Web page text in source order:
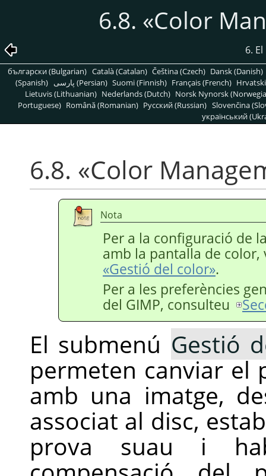
6.8. «Color
6.
български (Bulgarian) Català (Catalan) Čeština (Czech) Dansk (Danish)
(Spanish)
پارسی (Persian) Suomi (Finnish) Français (French)
Lietuvis (Lithuanian) Nederlands (Dutch) Norsk Nynorsk
Portuguese) Română (Romanian) Pусский (Russian) Slovenčina
український
6.8. «Color
Nota
Per a la configuració de
amb la pantalla de
«Gestió del color».
Per a les preferències
del GIMP, consulteu
El submenú Gestió
permeten canviar el
amb una imatge,
associat al disc,
prova suau i